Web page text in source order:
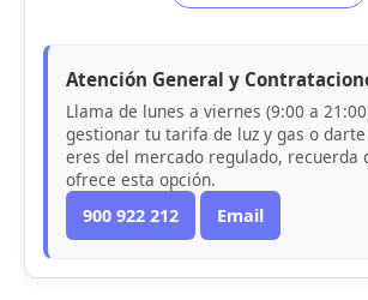
Atención General y
Llama de lunes a viernes (9:00 a
gestionar tu tarifa de luz y gas o darte
eres del mercado regulado, recuerda
ofrece esta opción.
900 922 212
Email